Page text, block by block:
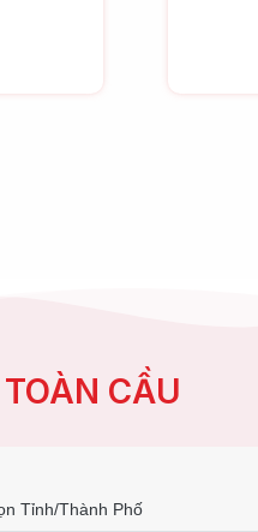
CẦU
Tỉnh/thành Phố